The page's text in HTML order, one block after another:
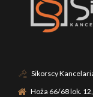
Sikorscy
Hoża 66/68 lok.